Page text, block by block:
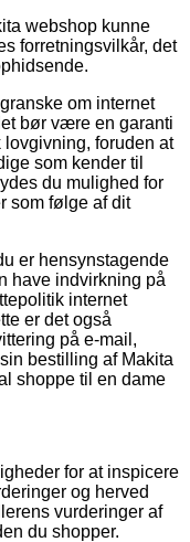
webshop kunne
forretningsvilkår, det
om internet
bør være en garanti
lovgivning, foruden at
som kender til
du mulighed for
som følge af dit
er hensynstagende
have indvirkning på
internet
er det også
på e-mail,
bestilling af Makita
shoppe til en dame
for at inspicere
og herved
vurderinger af
du shopper.